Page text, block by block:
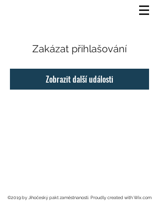
Zakázat přihlašování
Zobrazit další události
©2019 by Jihočeský pakt zaměstnanosti. Proudly created with Wix.com